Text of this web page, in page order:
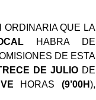
ORDINARIA QUE LA
HABRA DE
DE ESTA
DE JULIO DE
HORAS (9’00H),